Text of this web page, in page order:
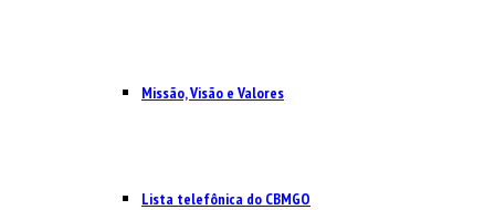
Missão, Visão e Valores
Lista telefônica do CBMGO